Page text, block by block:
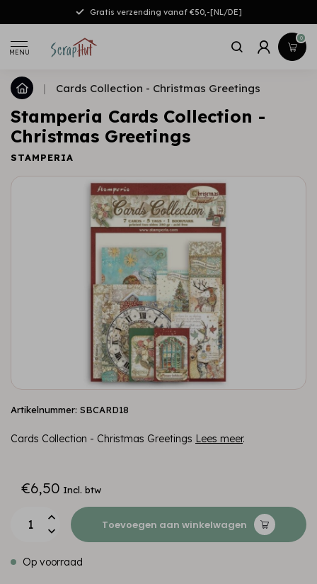
Gratis verzending vanaf €50,-[NL/DE]
MENU
0
| Cards Collection - Christmas Greetings
Stamperia Cards Collection -
Christmas Greetings
STAMPERIA
Artikelnummer: SBCARD18
Cards Collection - Christmas Greetings Lees meer.
€6,50 Incl. btw
Toevoegen aan winkelwagen
Op voorraad